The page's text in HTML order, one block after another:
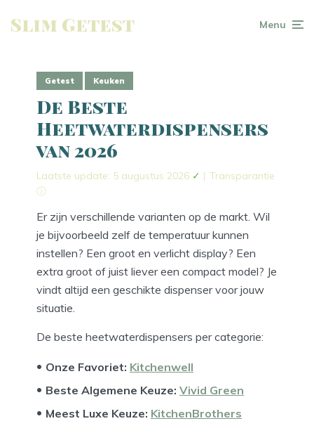
Slim Getest Menu
Getest Keuken
De Beste
Heetwaterdispensers
van 2026
Laatste update: 5 augustus 2026 ✓ | Transparantie
ⓘ
Er zijn verschillende varianten op de markt. Wil
je bijvoorbeeld zelf de temperatuur kunnen
instellen? Een groot en verlicht display? Een
extra groot of juist liever een compact model? Je
vindt altijd een geschikte dispenser voor jouw
situatie.
De beste heetwaterdispensers per categorie:
Onze Favoriet: Kitchenwell
Beste Algemene Keuze: Vivid Green
Meest Luxe Keuze: KitchenBrothers